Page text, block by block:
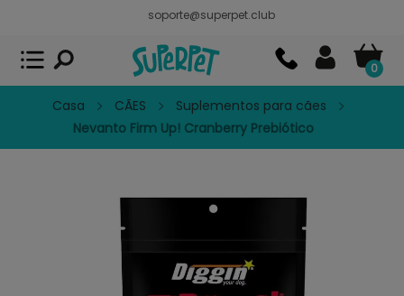
soporte@superpet.club
0
Casa CÃES
Suplementos para cães
Nevanto Firm Up! Cranberry Prebiótico
Superpet, comida para mascotas
APP GRATIS - En Google Play